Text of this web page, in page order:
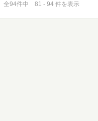
全94件中 81 - 94 件を表示